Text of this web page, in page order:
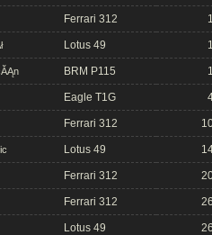
Ferrari 312
Lotus 49
BRM P115
Eagle T1G
Ferrari 312
Lotus 49
Ferrari 312
Ferrari 312
Lotus 49